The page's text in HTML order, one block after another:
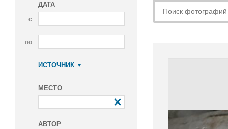
ДАТА
с
по
ИСТОЧНИК
МЕСТО
АВТОР